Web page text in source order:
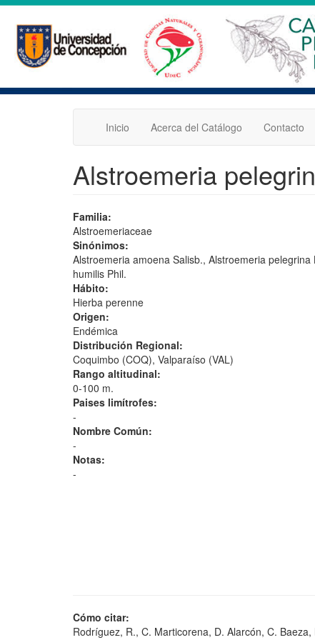
Pasar
contenido
principal
Inicio Acerca del Catálogo Contacto
Alstroemeria
Familia:
Alstroemeriaceae
Sinónimos:
Alstroemeria amoena Salisb., Alstroemeria
humilis Phil.
Hábito:
Hierba perenne
Origen:
Endémica
Distribución Regional:
Coquimbo (COQ), Valparaíso (VAL)
Rango altitudinal:
0-100 m.
Paises limítrofes:
-
Nombre Común:
-
Notas:
-
Cómo citar:
Rodríguez, R., C. Marticorena, D. Alarcón, C.